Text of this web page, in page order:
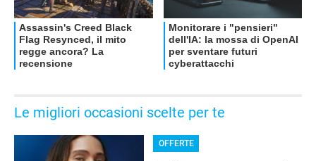
Le migliori occasioni scelte per te
OFFERTE